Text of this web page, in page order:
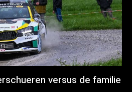
versus de familie